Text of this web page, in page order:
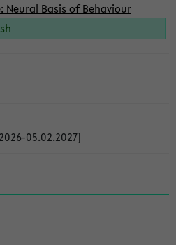
Neural Basis of Behaviour
05.02.2027]